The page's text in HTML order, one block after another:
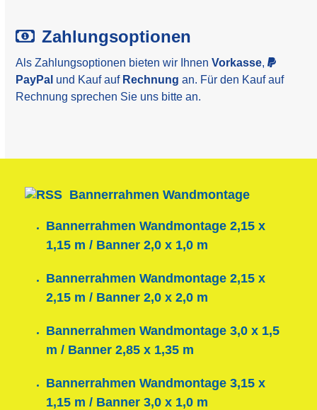
Zahlungsoptionen
Als Zahlungsoptionen bieten wir IhnenVorkasse,
PayPal und Kauf auf Rechnung an. Für den Kauf auf
Rechnung sprechen Sie uns bitte an.
Bannerrahmen Wandmontage
Bannerrahmen Wandmontage 2,15 x
1,15 m / Banner 2,0 x 1,0 m
Bannerrahmen Wandmontage 2,15 x
2,15 m / Banner 2,0 x 2,0 m
Bannerrahmen Wandmontage 3,0 x 1,5
m / Banner 2,85 x 1,35 m
Bannerrahmen Wandmontage 3,15 x
1,15 m / Banner 3,0 x 1,0 m